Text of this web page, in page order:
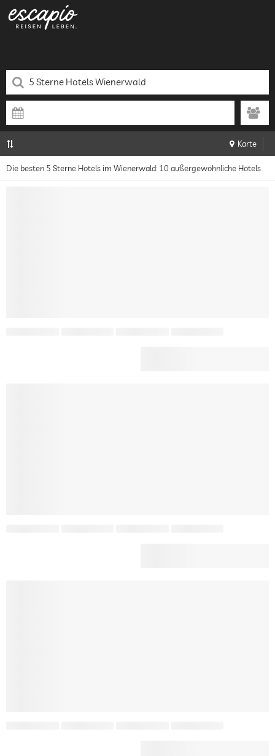
Karte
Die besten 5 Sterne Hotels im Wienerwald: 10 außergewöhnliche Hotels